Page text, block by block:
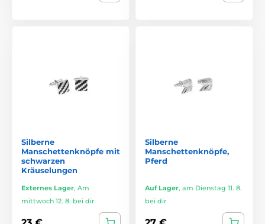
Silberne
Manschettenknöpfe mit
schwarzen
Kräuselungen
Externes Lager, Am
mittwoch 12. 8. bei dir
Silberne
Manschettenknöpfe,
Pferd
Auf Lager, am Dienstag 11. 8.
bei dir